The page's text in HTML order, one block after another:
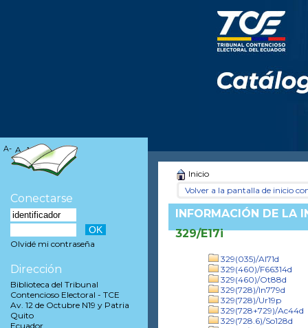
Inicio
Volver a la pantalla de inicio
INFORMACIÓN DE LA
329/E17i
329(035)/Al71d
329(460)/F66314d
329(460)/Ot88d
329(728)/In779d
329(728)/Ur19p
329(728+729)/Ac44d
329(728.6)/So128d
A- A A+
Conectarse
Olvidé mi contraseña
Dirección
Biblioteca del Tribunal
Contencioso Electoral - TCE
Av. 12 de Octubre N19 y Patria
Quito
Ecuador